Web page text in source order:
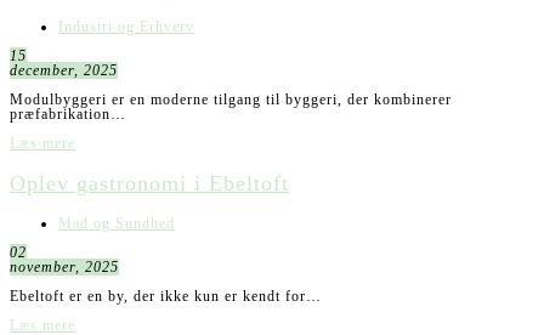
Industri og Erhverv
15
december, 2025
Modulbyggeri er en moderne tilgang til byggeri, der kombinerer
præfabrikation…
Læs mere
Oplev gastronomi i Ebeltoft
Mad og Sundhed
02
november, 2025
Ebeltoft er en by, der ikke kun er kendt for…
Læs mere